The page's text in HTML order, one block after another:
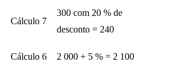
Cálculo 7
300 com 20 % de
desconto = 240
Cálculo 6 2 000 + 5 % = 2 100